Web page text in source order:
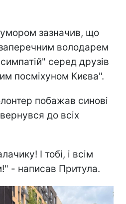
зазначив, що
володарем
серед друзів
посміхуном Києва".
побажав синові
до всіх
І тобі, і всім
- написав Притула.